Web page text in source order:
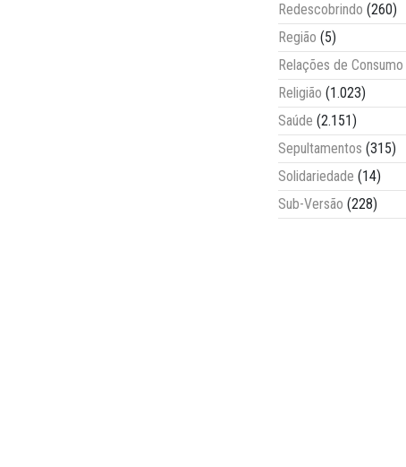
Redescobrindo (260)
Região (5)
Relações de Consumo
Religião (1.023)
Saúde (2.151)
Sepultamentos (315)
Solidariedade (14)
Sub-Versão (228)